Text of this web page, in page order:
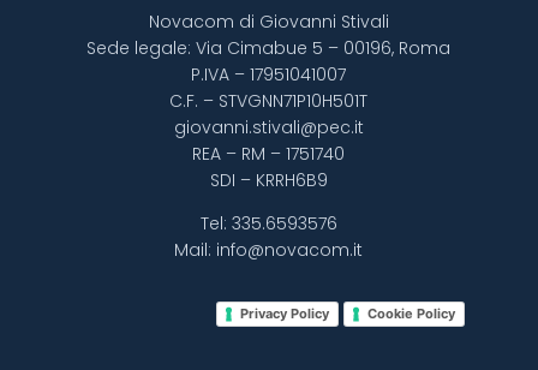
Novacom di Giovanni Stivali
Sede legale: Via Cimabue 5 – 00196, Roma
P.IVA – 17951041007
C.F. – STVGNN71P10H501T
giovanni.stivali@pec.it
REA – RM – 1751740
SDI – KRRH6B9
Tel: 335.6593576
Mail: info@novacom.it
Privacy Policy Cookie Policy